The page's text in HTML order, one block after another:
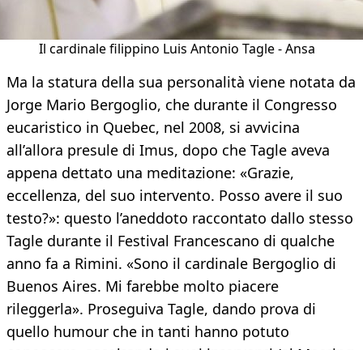
Il cardinale filippino Luis Antonio Tagle - Ansa
Ma la statura della sua personalità viene notata da
Jorge Mario Bergoglio, che durante il Congresso
eucaristico in Quebec, nel 2008, si avvicina
all’allora presule di Imus, dopo che Tagle aveva
appena dettato una meditazione: «Grazie,
eccellenza, del suo intervento. Posso avere il suo
testo?»: questo l’aneddoto raccontato dallo stesso
Tagle durante il Festival Francescano di qualche
anno fa a Rimini. «Sono il cardinale Bergoglio di
Buenos Aires. Mi farebbe molto piacere
rileggerla». Proseguiva Tagle, dando prova di
quello humour che in tanti hanno potuto